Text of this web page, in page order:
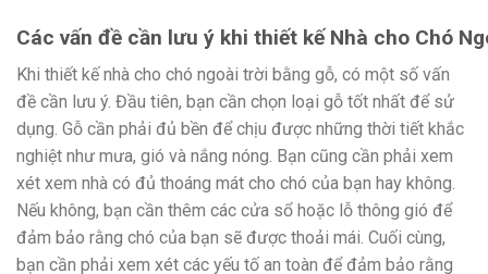
Các vấn đề cần lưu ý khi thiết kế Nhà cho Chó
Khi thiết kế nhà cho chó ngoài trời bằng gỗ, có một số vấn
đề cần lưu ý. Đầu tiên, bạn cần chọn loại gỗ tốt nhất để sử
dụng. Gỗ cần phải đủ bền để chịu được những thời tiết khắc
nghiệt như mưa, gió và nắng nóng. Bạn cũng cần phải xem
xét xem nhà có đủ thoáng mát cho chó của bạn hay không.
Nếu không, bạn cần thêm các cửa sổ hoặc lỗ thông gió để
đảm bảo rằng chó của bạn sẽ được thoải mái. Cuối cùng,
bạn cần phải xem xét các yếu tố an toàn để đảm bảo rằng